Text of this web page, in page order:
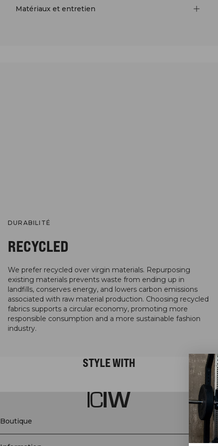
Matériaux et entretien
DURABILITÉ
RECYCLED
We prefer recycled over virgin materials. Repurposing
existing materials prevents waste from ending up in
landfills, conserves energy, and lowers carbon emissions
associated with raw material production. Choosing recycled
fabrics supports a circular economy, promoting more
responsible consumption and a more sustainable fashion
industry.
STYLE WITH
Boutique